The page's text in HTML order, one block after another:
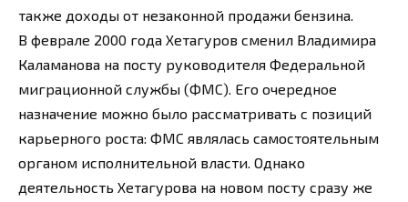
также доходы от незаконной продажи бензина.
В феврале 2000 года Хетагуров сменил Владимира
Каламанова на посту руководителя Федеральной
миграционной службы (ФМС). Его очередное
назначение можно было рассматривать с позиций
карьерного роста: ФМС являлась самостоятельным
органом исполнительной власти. Однако
деятельность Хетагурова на новом посту сразу же